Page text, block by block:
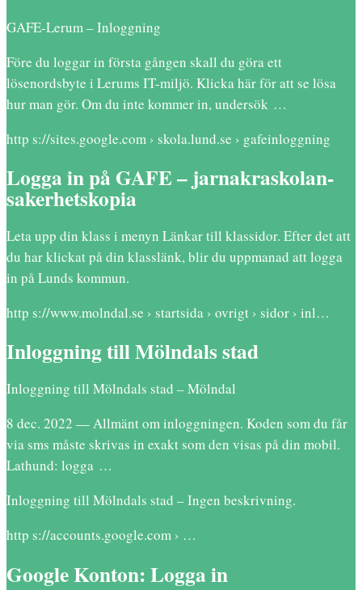
GAFE-Lerum – Inloggning
Före du loggar in första gången skall du göra ett
lösenordsbyte i Lerums IT-miljö. Klicka här för att se lösa
hur man gör. Om du inte kommer in, undersök …
http s://sites.google.com › skola.lund.se › gafeinloggning
Logga in på GAFE – jarnakraskolan-
sakerhetskopia
Leta upp din klass i menyn Länkar till klassidor. Efter det att
du har klickat på din klasslänk, blir du uppmanad att logga
in på Lunds kommun.
http s://www.molndal.se › startsida › ovrigt › sidor › inl…
Inloggning till Mölndals stad
Inloggning till Mölndals stad – Mölndal
8 dec. 2022 — Allmänt om inloggningen. Koden som du får
via sms måste skrivas in exakt som den visas på din mobil.
Lathund: logga …
Inloggning till Mölndals stad – Ingen beskrivning.
http s://accounts.google.com › …
Google Konton: Logga in